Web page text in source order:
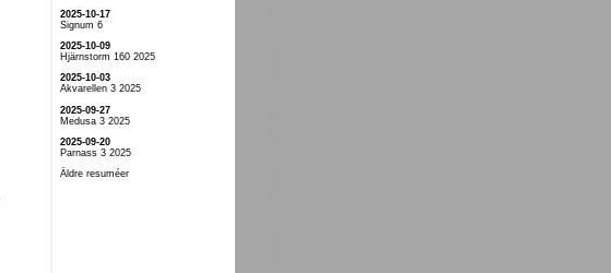
2025-10-17
Signum 6
2025-10-09
Hjärnstorm 160 2025
2025-10-03
Akvarellen 3 2025
2025-09-27
Medusa 3 2025
2025-09-20
Parnass 3 2025
Äldre resuméer